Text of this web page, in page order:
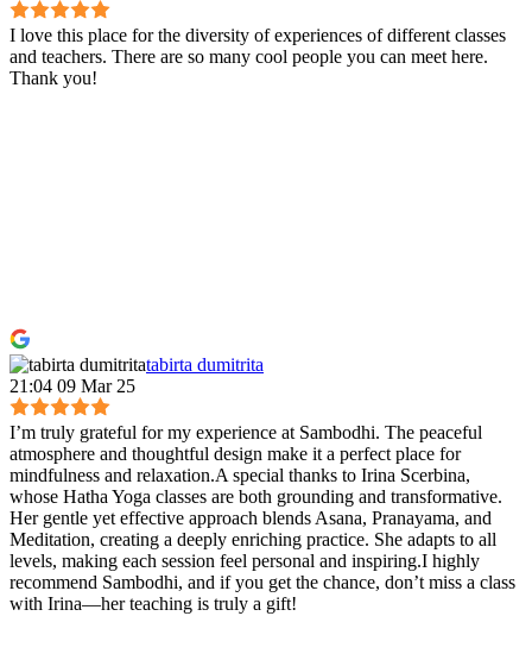
I love this place for the diversity of experiences of different classes
and teachers. There are so many cool people you can meet here.
Thank you!
tabirta dumitrita
21:04 09 Mar 25
I’m truly grateful for my experience at Sambodhi. The peaceful
atmosphere and thoughtful design make it a perfect place for
mindfulness and relaxation.A special thanks to Irina Scerbina,
whose Hatha Yoga classes are both grounding and transformative.
Her gentle yet effective approach blends Asana, Pranayama, and
Meditation, creating a deeply enriching practice. She adapts to all
levels, making each session feel personal and inspiring.I highly
recommend Sambodhi, and if you get the chance, don’t miss a class
with Irina—her teaching is truly a gift!